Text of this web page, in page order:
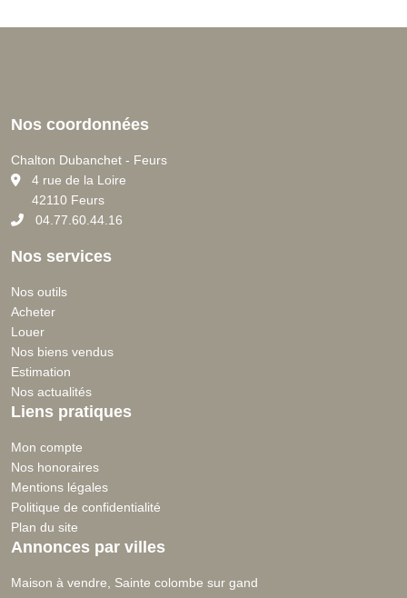
Nos coordonnées
Chalton Dubanchet - Feurs
4 rue de la Loire
42110 Feurs
04.77.60.44.16
Nos services
Nos outils
Acheter
Louer
Nos biens vendus
Estimation
Nos actualités
Liens pratiques
Mon compte
Nos honoraires
Mentions légales
Politique de confidentialité
Plan du site
Annonces par villes
Maison à vendre, Sainte colombe sur gand